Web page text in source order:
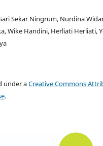
Sekar Ningrum, Nurdina
Wike Handini, Herliati Herliati,
under aCreative Commons
.